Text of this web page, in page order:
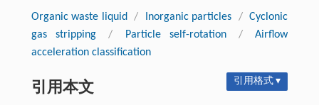
Organic waste liquid / Inorganic particles / Cyclonic
gas stripping
/ Particle self-rotation /
Airflow
acceleration classification
引用本文 引用格式 ▾